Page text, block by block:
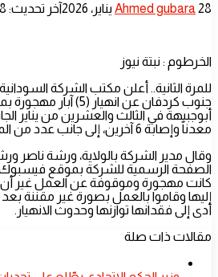
Ahmed gubara
أرسل 28 يناير، 2026 آخر تحديث: 28 يناير، 2026
الخرطوم : نبتة نيوز
للمرة الثانية.. أعلن مكتب الشركة
جنوب كردفان عن انهيار
معدناً وإصابة 6 آخرين، إلى جانب عدد من المفقودين.
وقال مدير الشركة بالولاية، ورشة ناصر
الصفحة الرسمية للشركة بموقع فيسبوك
كانت مهجورة وموقوفة عن العمل غير
إليها وقاموا بالعمل بصورة غير مقننة
أدى إلى فقدانها توازنها وحدوث الانهيار.
مقالات ذات صلة